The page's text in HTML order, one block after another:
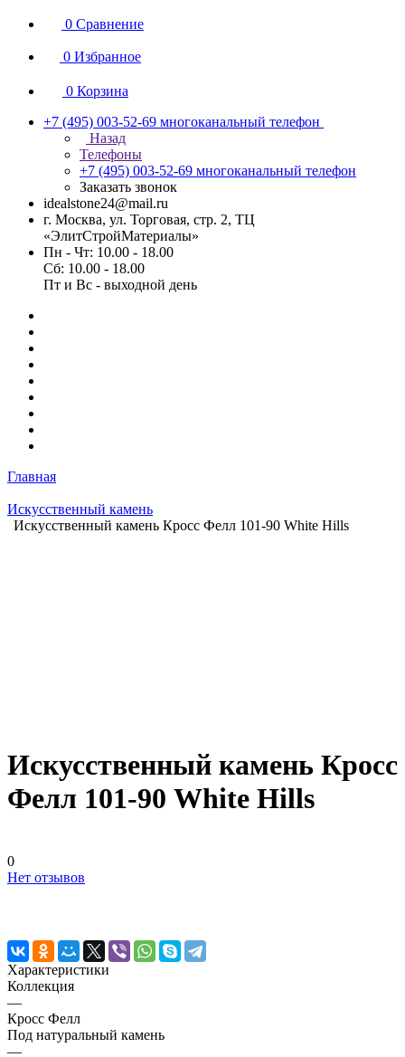
0 Сравнение
0 Избранное
0 Корзина
+7 (495) 003-52-69 многоканальный телефон
Назад
Телефоны
+7 (495) 003-52-69 многоканальный телефон
Заказать звонок
idealstone24@mail.ru
г. Москва, ул. Торговая, стр. 2, ТЦ
«ЭлитСтройМатериалы»
Пн - Чт: 10.00 - 18.00
Сб: 10.00 - 18.00
Пт и Вс - выходной день
Главная
Искусственный камень
Искусственный камень Кросс Фелл 101-90 White Hills
Искусственный камень Кросс
Фелл 101-90 White Hills
0
Нет отзывов
Характеристики
Коллекция
—
Кросс Фелл
Под натуральный камень
—